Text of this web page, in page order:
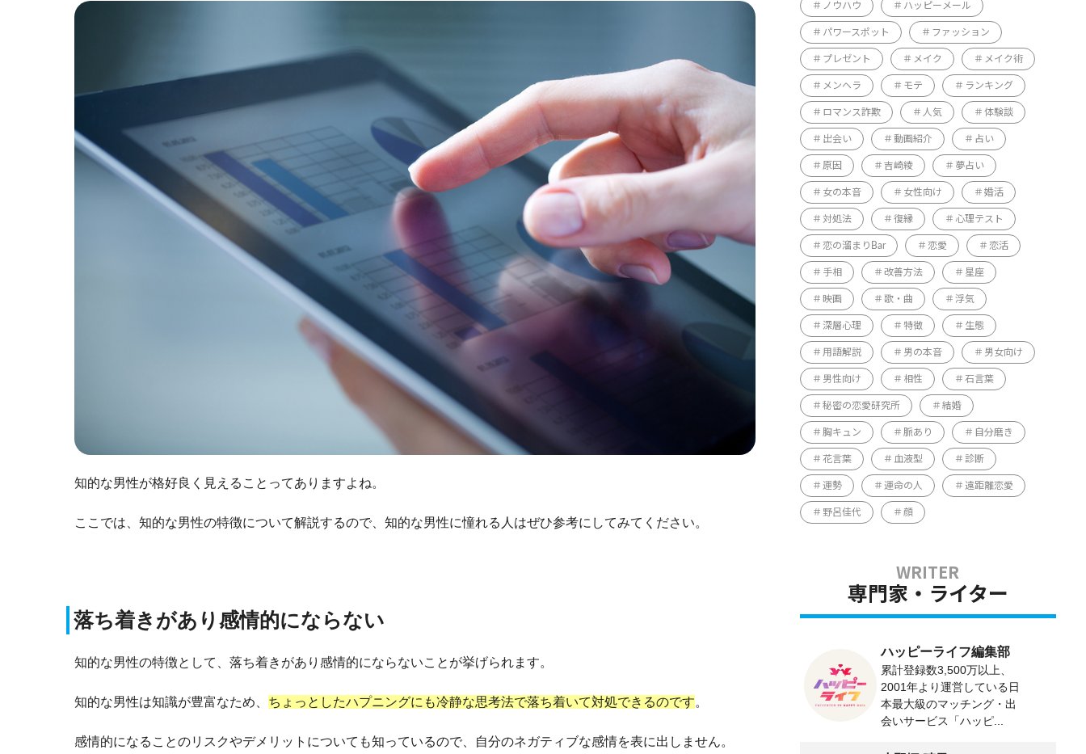
知的な男性が格好良く見えることってありますよね。
ここでは、知的な男性の特徴について解説するので、知的な男性に憧れる人はぜひ参考にしてみてください。
落ち着きがあり感情的にならない
知的な男性の特徴として、落ち着きがあり感情的にならないことが挙げられます。
知的な男性は知識が豊富なため、 ちょっとしたハプニングにも冷静な思考法で落ち着いて対処できるのです。
感情的になることのリスクやデメリットについても知っているので、自分のネガティブな感情を表に出しません。
ノウハウ ハッピーメール
パワースポット ファッション
プレゼント メイク メイク術
メンヘラ モテ ランキング
ロマンス詐欺 人気 体験談
出会い 動画紹介 占い
原因 吉崎綾 夢占い
女の本音 女性向け 婚活
対処法 復縁 心理テスト
恋の溜まりBar 恋愛 恋活
手相 改善方法 星座
映画 歌・曲 浮気
深層心理 特徴 生態
用語解説 男の本音 男女向け
男性向け 相性 石言葉
秘密の恋愛研究所 結婚
胸キュン 脈あり 自分磨き
花言葉 血液型 診断
運勢 運命の人 遠距離恋愛
野呂佳代 顔
専門家・ライター
ハッピーライフ編集部
累計登録数3,500万以上、
2001年より運営している日
本最大級のマッチング・出
会いサービス「ハッピ...